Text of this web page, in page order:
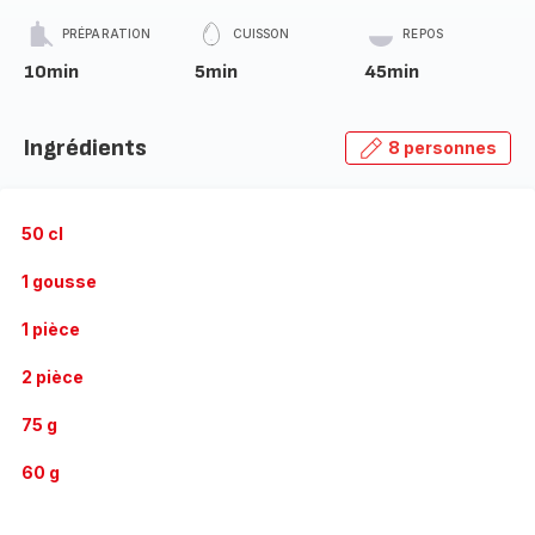
PRÉPARATION
10min
CUISSON
5min
REPOS
45min
Ingrédients 8 personnes
50 cl
1 gousse
1 pièce
2 pièce
75 g
60 g